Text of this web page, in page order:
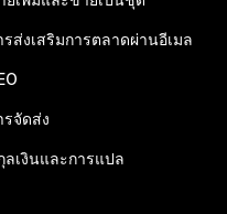
รส่งเสริมการตลาดผ่านอีเมล
รจัดส่ง
ลเงินและการแปล